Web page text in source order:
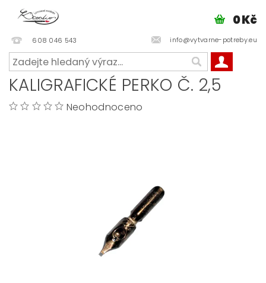
608 046 543 info@vytvarne-potreby.eu
0 Kč
KALIGRAFICKÉ PERKO Č. 2,5
Neohodnoceno